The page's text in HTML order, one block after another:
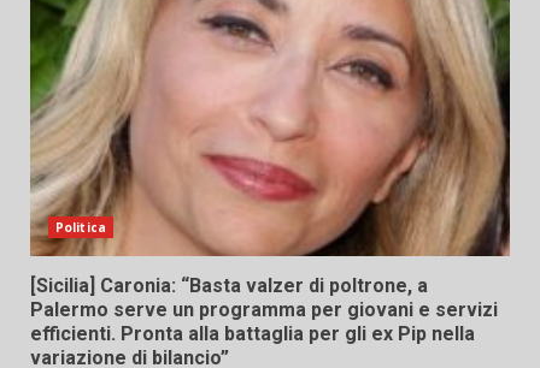
Politica
[Sicilia] Caronia: “Basta valzer di poltrone, a
Palermo serve un programma per giovani e servizi
efficienti. Pronta alla battaglia per gli ex Pip nella
variazione di bilancio”